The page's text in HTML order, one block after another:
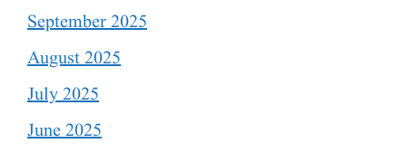
September 2025
August 2025
July 2025
June 2025